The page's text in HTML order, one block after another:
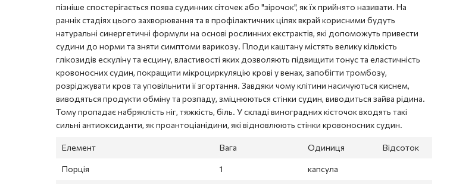
пізніше спостерігається поява судинних сіточек або "зірочок", як їх прийнято називати. На
ранніх стадіях цього захворювання та в профілактичних цілях вкрай корисними будуть
натуральні синергетичні формули на основі рослинних екстрактів, які допоможуть привести
судини до норми та зняти симптоми варикозу. Плоди каштану містять велику кількість
глікозидів ескуліну та есцину, властивості яких дозволяють підвищити тонус та еластичність
кровоносних судин, покращити мікроциркуляцію крові у венах, запобігти тромбозу,
розріджувати кров та уповільнити її згортання. Завдяки чому клітини насичуються киснем,
виводяться продукти обміну та розпаду, зміцнюються стінки судин, виводиться зайва рідина.
Тому пропадає набряклість ніг, тяжкість, біль. У складі виноградних кісточок входять такі
сильні антиоксиданти, як проантоціанідини, які відновлюють стінки кровоносних судин.
Елемент Вага Одиниця Відсоток
Порція 1 капсула